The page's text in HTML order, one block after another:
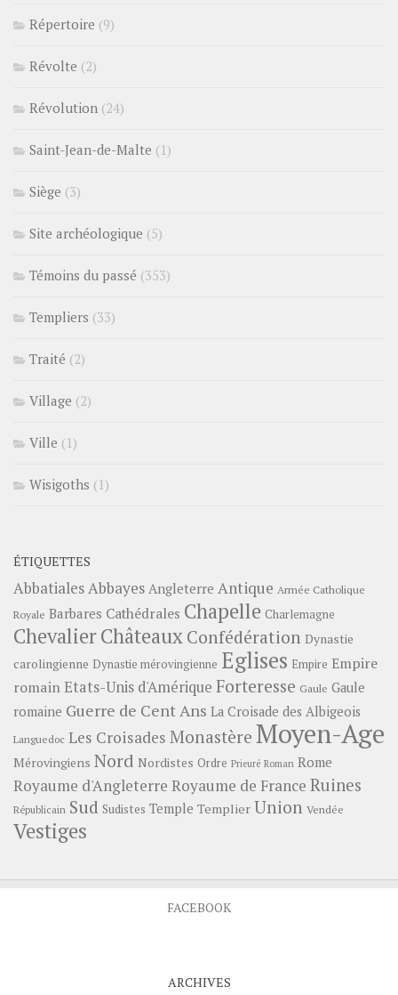
Répertoire (9)
Révolte (2)
Révolution (24)
Saint-Jean-de-Malte (1)
Siège (3)
Site archéologique (5)
Témoins du passé (353)
Templiers (33)
Traité (2)
Village (2)
Ville (1)
Wisigoths (1)
ÉTIQUETTES
AbbatialesAbbayes Angleterre Antique Armée Catholique
Royale Barbares Cathédrales Chapelle Charlemagne
ChevalierChâteauxConfédération Dynastie
carolingienne Dynastie mérovingienne Eglises Empire Empire
romainEtats-Unis d'Amérique Forteresse Gaule Gaule
romaine Guerre de Cent Ans La Croisade des Albigeois
Languedoc Les Croisades Monastère Moyen-Age
Mérovingiens Nord Nordistes Ordre Prieuré Roman Rome
Royaume d'Angleterre Royaume de France Ruines
Républicain Sud Sudistes Temple Templier Union Vendée
Vestiges
FACEBOOK
ARCHIVES